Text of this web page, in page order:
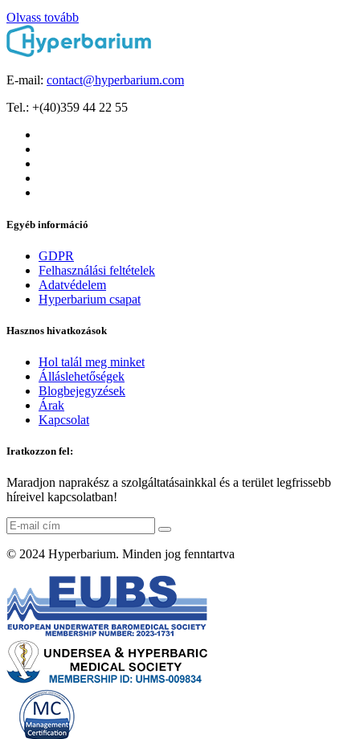
Olvass tovább
E-mail: contact@hyperbarium.com
Tel.: +(40)359 44 22 55
Egyéb információ
GDPR
Felhasználási feltételek
Adatvédelem
Hyperbarium csapat
Hasznos hivatkozások
Hol talál meg minket
Álláslehetőségek
Blogbejegyzések
Árak
Kapcsolat
Iratkozzon fel:
Maradjon naprakész a szolgáltatásainkkal és a terület legfrissebb
híreivel kapcsolatban!
© 2024 Hyperbarium. Minden jog fenntartva